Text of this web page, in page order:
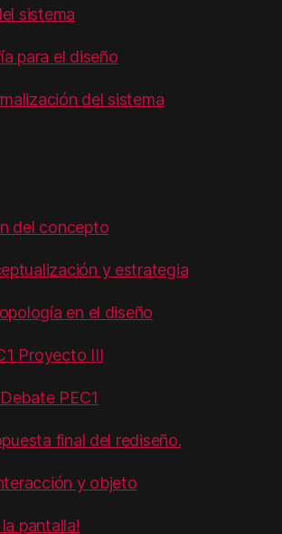
sistema
para el diseño
del sistema
del concepto
y estrategia
en el diseño
Proyecto III
PEC1
final del rediseño.
y objeto
pantalla!